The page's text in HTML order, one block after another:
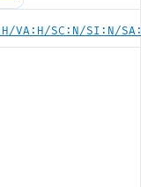
VA:H/SC:N/SI:N/